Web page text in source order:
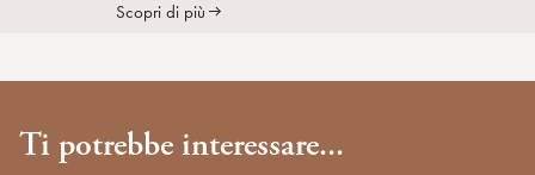
Scopri di più
Ti potrebbe interessare...